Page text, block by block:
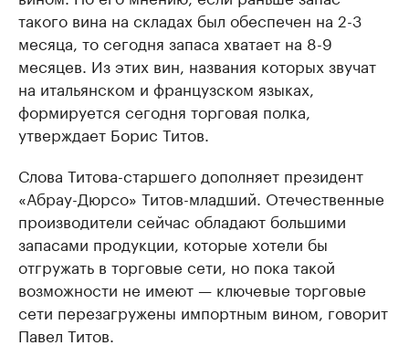
такого вина на складах был обеспечен на 2-3
месяца, то сегодня запаса хватает на 8-9
месяцев. Из этих вин, названия которых звучат
на итальянском и французском языках,
формируется сегодня торговая полка,
утверждает Борис Титов.
Слова Титова-старшего дополняет президент
«Абрау-Дюрсо» Титов-младший. Отечественные
производители сейчас обладают большими
запасами продукции, которые хотели бы
отгружать в торговые сети, но пока такой
возможности не имеют — ключевые торговые
сети перезагружены импортным вином, говорит
Павел Титов.